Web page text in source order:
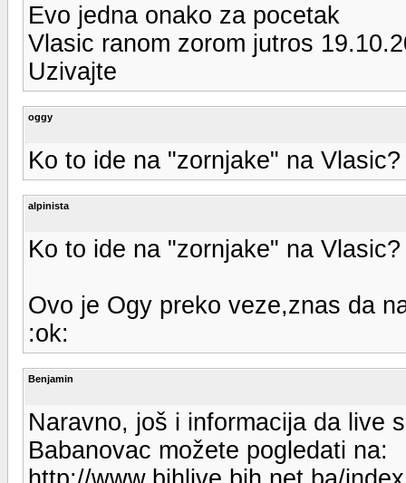
Evo jedna onako za pocetak
Vlasic ranom zorom jutros
Uzivajte
oggy
Ko to ide na "zornjake" na
alpinista
Ko to ide na "zornjake" na
Ovo je Ogy preko veze,znas da
:ok:
Benjamin
Naravno, još i informacija da live
Babanovac možete pogledati na: